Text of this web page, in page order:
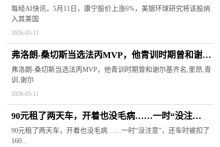
每经AI快讯，5月11日，康宁股价上涨6%，美银环球研究将该股纳
入其美国
2026-05-11
弗洛朗-桑切斯当选法丙MVP，他青训时期曾和谢尔
基齐名 每日观察
弗洛朗-桑切斯当选法丙MVP，他青训时期曾和谢尔基齐名,里昂,青
训,谢尔
2026-05-11
90元租了两天车，开着也没毛病……一时“没注
意”，还车时被扣了1600多？
90元租了两天车，开着也没毛病……一时“没注意”，还车时被扣了
160...